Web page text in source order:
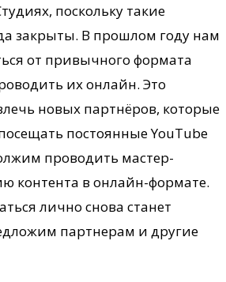
поскольку такие
закрыты. В прошлом году нам
от привычного формата
их онлайн. Это
новых партнёров, которые
постоянные YouTube
проводить мастер-
контента в онлайн-формате.
лично снова станет
партнерам и другие